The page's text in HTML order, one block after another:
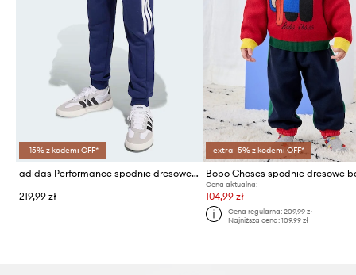
-15% z kodem: OFF*
adidas Performance spodnie dresowe dziecięce
219,99 zł
extra -5% z kodem: OFF*
Cena aktualna:
104,99 zł
Cena regularna: 209,99 zł
Najniższa cena: 109,99 zł